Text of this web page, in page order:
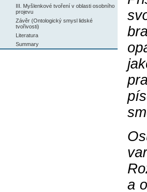
III. Myšlenkové tvoření v oblasti osobního
projevu
Závěr (Ontologický smysl lidské
tvořivosti)
Literatura
Summary
a